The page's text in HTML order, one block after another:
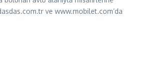
ve www.mobilet.com’da